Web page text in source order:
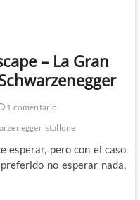
– La Gran
1 comentario
stallone
esperar, pero con el caso
no esperar nada,